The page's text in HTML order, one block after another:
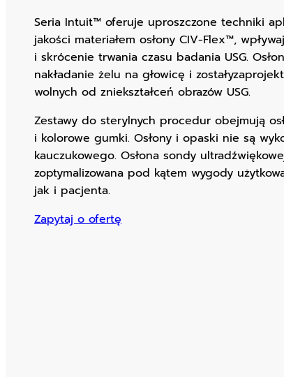
Seria Intuit™ oferuje uproszczone techniki
jakości materiałem osłony CIV-Flex™,
i skrócenie trwania czasu badania USG.
nakładanie żelu na głowicę i
wolnych od zniekształceń obrazów USG.
Zestawy do sterylnych procedur obejmują
i kolorowe gumki. Osłony i opaski nie są
kauczukowego. Osłona sondy
zoptymalizowana pod kątem wygody
jak i pacjenta.
Zapytaj o ofertę